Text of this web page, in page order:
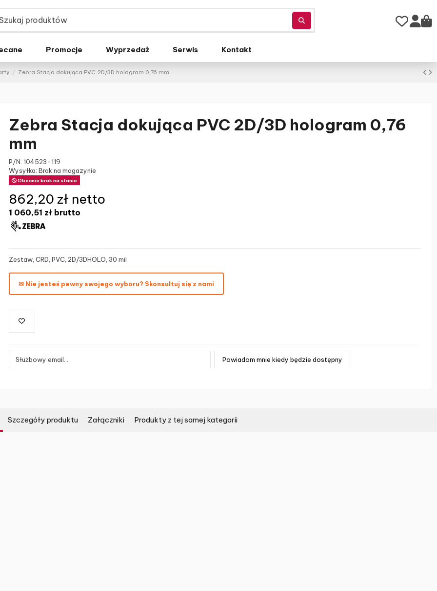
Promocje Wyprzedaż Serwis Kontakt
Zebra Stacja dokująca PVC 2D/3D hologram 0,76 mm
Zebra Stacja dokująca PVC 2D/3D hologram 0,76
mm
P/N: 104523-119
Wysyłka: Brak na magazynie
Obecnie brak na stanie
1 060,51 zł brutto
862,20 zł netto
Zestaw, CRD, PVC, 2D/3DHOLO, 30 mil
✉ Nie jesteś pewny swojego wyboru? Skonsultuj się z nami
Szczegóły produktu Załączniki Produkty z tej samej kategorii